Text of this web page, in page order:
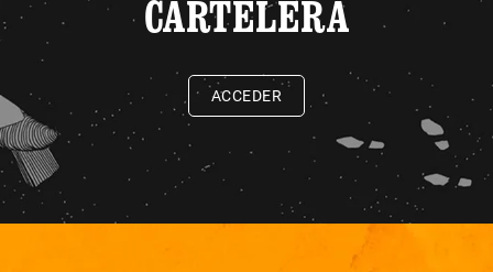
CARTELERA
ACCEDER